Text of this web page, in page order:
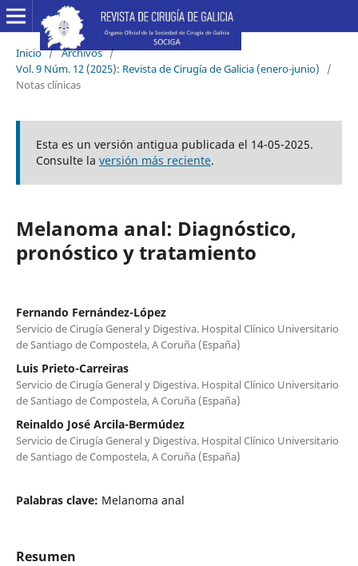
Inicio / Archivos /
Vol. 9 Núm. 12 (2025): Revista de Cirugía de Galicia (enero-junio)
/
Notas clínicas
Esta es un versión antigua publicada el 14-05-2025.
Consulte la versión más reciente.
Melanoma anal: Diagnóstico,
pronóstico y tratamiento
Fernando Fernández-López
Servicio de Cirugía General y Digestiva. Hospital Clínico Universitario
de Santiago de Compostela, A Coruña (España)
Luis Prieto-Carreiras
Servicio de Cirugía General y Digestiva. Hospital Clínico Universitario
de Santiago de Compostela, A Coruña (España)
Reinaldo José Arcila-Bermúdez
Servicio de Cirugía General y Digestiva. Hospital Clínico Universitario
de Santiago de Compostela, A Coruña (España)
Palabras clave: Melanoma anal
Resumen